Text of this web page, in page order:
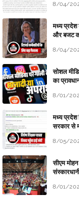
8/04/
मध्य प्रदेश
और बजट
8/04/
सोशल
का
8/01/
मध्य प्रदेश
सरकार से
8/05/
सीएम
8/01/